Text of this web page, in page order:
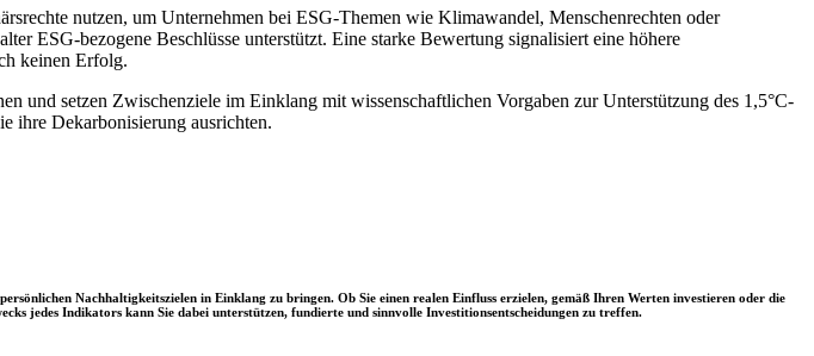
nutzen, um Unternehmen bei ESG-Themen wie Klimawandel, Menschenrechten oder
ESG-bezogene Beschlüsse unterstützt. Eine starke Bewertung signalisiert eine höhere
keinen Erfolg.
und setzen Zwischenziele im Einklang mit wissenschaftlichen Vorgaben zur Unterstützung des 1,5°C-
ihre Dekarbonisierung ausrichten.
Nachhaltigkeitszielen in Einklang zu bringen. Ob Sie einen realen Einfluss erzielen, gemäß Ihren Werten investieren oder die
jedes Indikators kann Sie dabei unterstützen, fundierte und sinnvolle Investitionsentscheidungen zu treffen.